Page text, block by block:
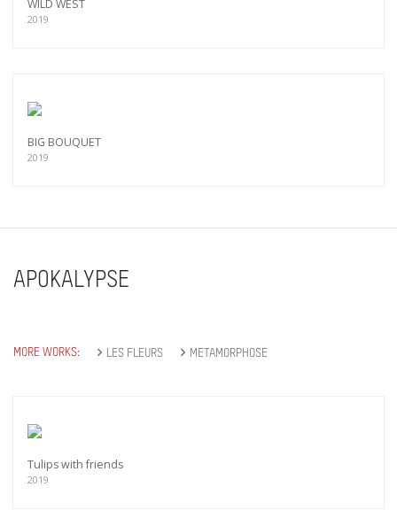
WILD WEST
2019
BIG BOUQUET
2019
APOKALYPSE
MORE WORKS: LES FLEURS METAMORPHOSE
Tulips with friends
2019